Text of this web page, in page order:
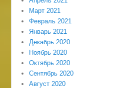
Март 2021
Февраль 2021
Январь 2021
Декабрь 2020
Ноябрь 2020
Октябрь 2020
Сентябрь 2020
Август 2020